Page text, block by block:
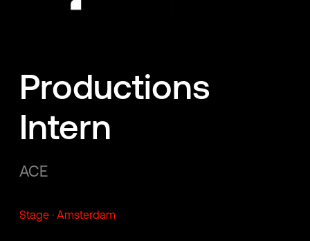
Productions
Intern
ACE
Stage · Amsterdam